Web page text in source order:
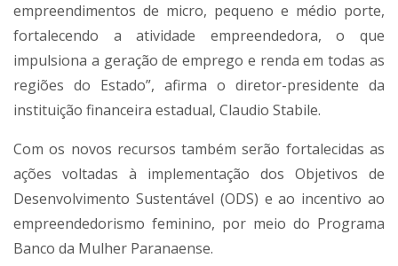
empreendimentos de micro, pequeno e médio porte,
fortalecendo a atividade empreendedora, o que
impulsiona a geração de emprego e renda em todas as
regiões do Estado”, afirma o diretor-presidente da
instituição financeira estadual, Claudio Stabile.
Com os novos recursos também serão fortalecidas as
ações voltadas à implementação dos Objetivos de
Desenvolvimento Sustentável (ODS) e ao incentivo ao
empreendedorismo feminino, por meio do Programa
Banco da Mulher Paranaense.